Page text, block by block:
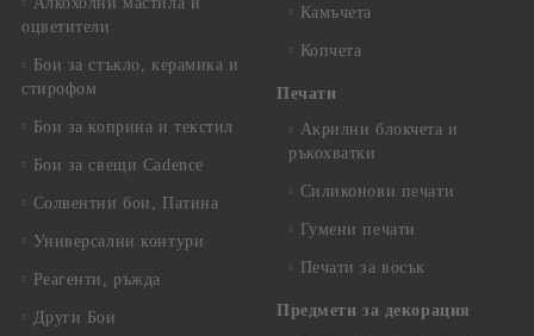
оцветители
Бои за стъкло, керамика и
стирофом
Бои за коприна и текстил
Бои за свещи Cadence
Солвентни бои, Патина
Универсални контури
Реагенти, ръжда
Други Бои
Камъчета
Копчета
Печати
Акрилни блокчета и
ръкохватки
Силиконови печати
Гумени печати
Печати за восък
Предмети за декорация